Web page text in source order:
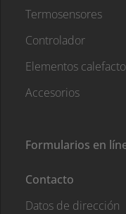
Termosensores
Controlador
Elementos
Accesorios
Formularios en
Contacto
Datos de dirección